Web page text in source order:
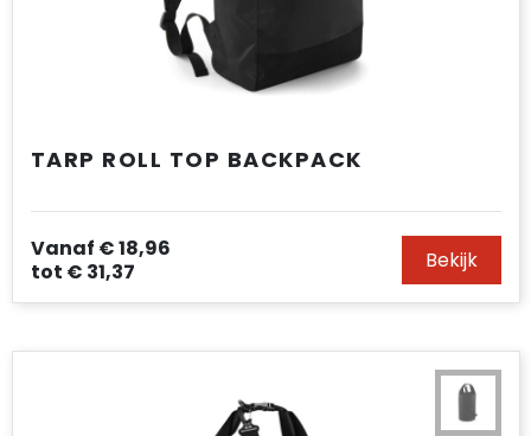
TARP ROLL TOP BACKPACK
Vanaf € 18,96
tot € 31,37 Bekijk